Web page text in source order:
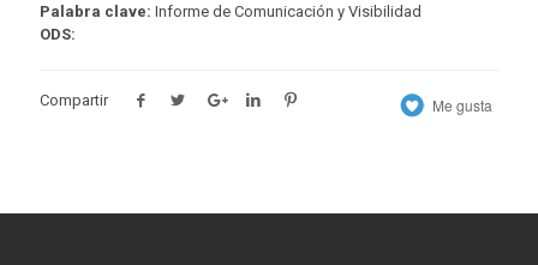
Palabra clave: Informe de Comunicación y Visibilidad
ODS:
Compartir Me gusta